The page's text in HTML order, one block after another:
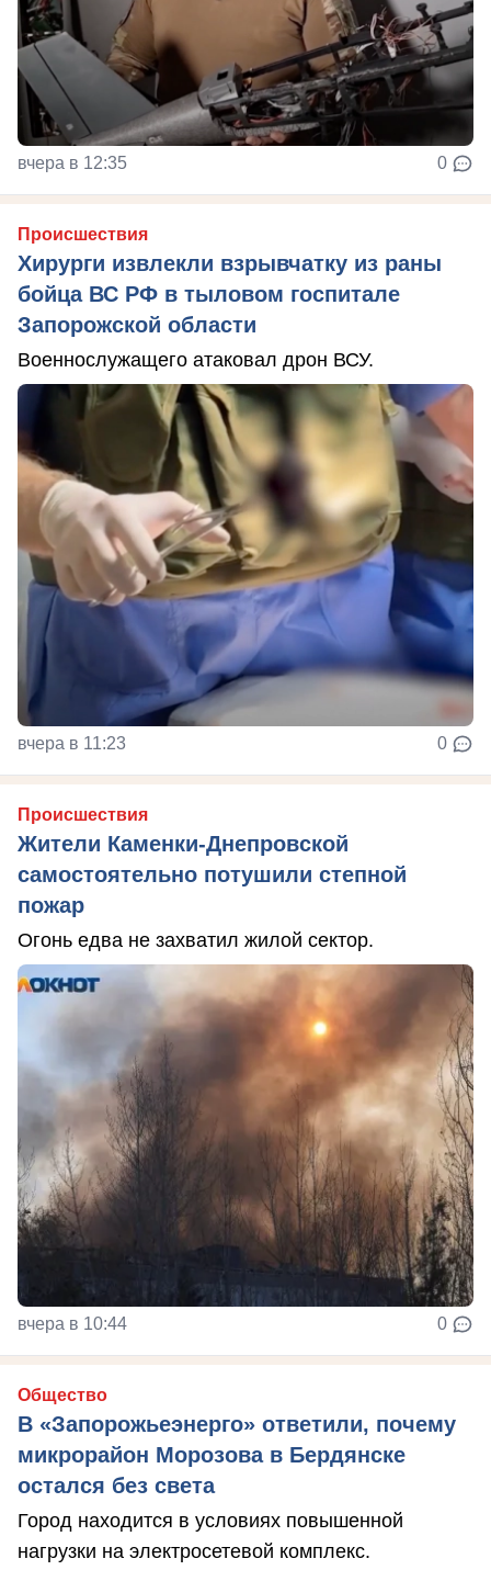
вчера в 12:35 0
Происшествия
Хирурги извлекли взрывчатку из раны
бойца ВС РФ в тыловом госпитале
Запорожской области
Военнослужащего атаковал дрон ВСУ.
вчера в 11:23 0
Происшествия
Жители Каменки-Днепровской
самостоятельно потушили степной
пожар
Огонь едва не захватил жилой сектор.
вчера в 10:44 0
Общество
В «Запорожьеэнерго» ответили, почему
микрорайон Морозова в Бердянске
остался без света
Город находится в условиях повышенной
нагрузки на электросетевой комплекс.